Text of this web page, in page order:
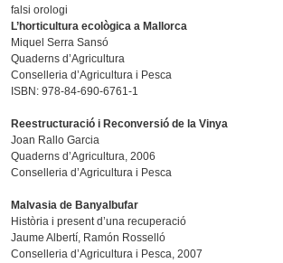
falsi orologi
L’horticultura ecològica a Mallorca
Miquel Serra Sansó
Quaderns d’Agricultura
Conselleria d’Agricultura i Pesca
ISBN: 978-84-690-6761-1
Reestructuració i Reconversió de la Vinya
Joan Rallo Garcia
Quaderns d’Agricultura, 2006
Conselleria d’Agricultura i Pesca
Malvasia de Banyalbufar
Història i present d’una recuperació
Jaume Albertí, Ramón Rosselló
Conselleria d’Agricultura i Pesca, 2007